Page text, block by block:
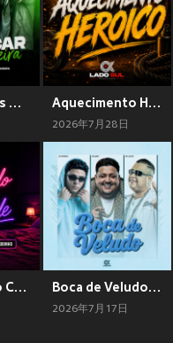
Vou Tacar nas Maconheira (Explicit) Aquecimento Heroico (Explicit)
2026年7月28日
Ela Sentando Com Vontade (Explicit) Boca de Veludo (Explicit)
2026年7月17日